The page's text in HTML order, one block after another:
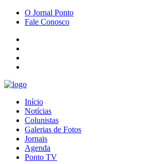
O Jornal Ponto
Fale Conosco
Início
Notícias
Colunistas
Galerias de Fotos
Jornais
Agenda
Ponto TV